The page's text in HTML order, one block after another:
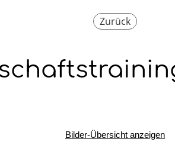
Zurück
Bilder-Übersicht anzeigen